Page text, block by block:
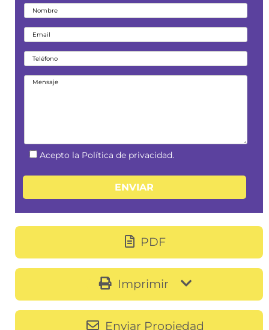
Acepto la Política de privacidad.
PDF
Imprimir
Enviar Propiedad